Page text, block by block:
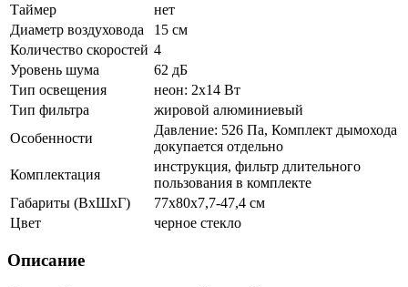
Таймер
нет
Диаметр воздуховода
15 см
Количество скоростей 4
Уровень шума
62 дБ
Тип освещения
неон: 2х14 Вт
Тип фильтра
жировой алюминиевый
Особенности
Давление: 526 Па, Комплект дымохода
докупается отдельно
Комплектация
инструкция, фильтр длительного
пользования в комплекте
Габариты (ВхШхГ)
77х80х7,7-47,4 см
Цвет
черное стекло
Описание